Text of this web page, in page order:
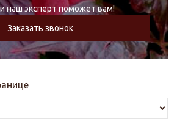
наш эксперт поможет вам!
Заказать звонок